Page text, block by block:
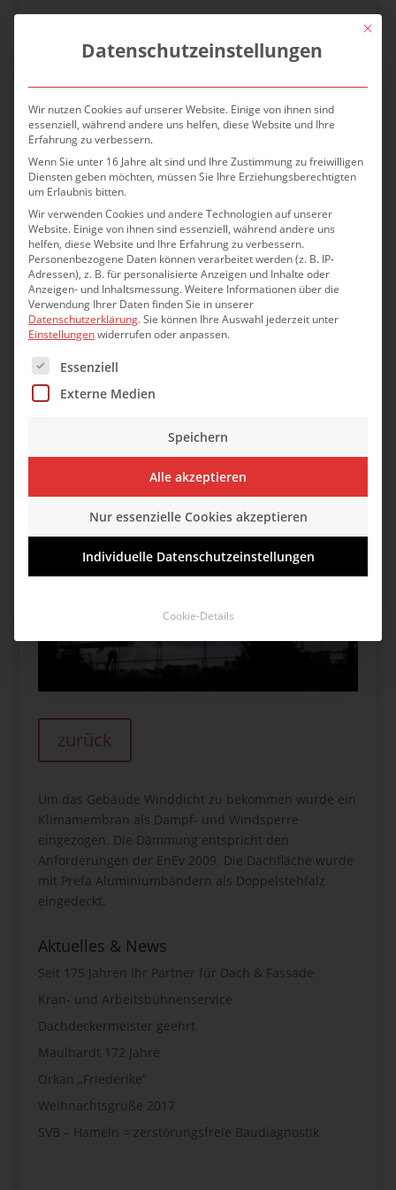
Energetische Sanierung BV Hiller
Die bestehende Dachfläche aus asbesthaltigen
Kurzwellplatten einschl. der bestehenden
Unterspannbahnen und Dämmungen wurde
zurück
Um das Gebäude Winddicht zu bekommen wurde ein
Klimamembran als Dampf- und Windsperre
eingezogen. Die Dämmung entspricht den
Anforderungen der EnEv 2009. Die Dachfläche wurde
mit Prefa Aluminiumbändern als Doppelstehfalz
eingedeckt.
Aktuelles & News
Seit 175 Jahren Ihr Partner für Dach & Fassade
Kran- und Arbeitsbühnenservice
Dachdeckermeister geehrt
Maulhardt 172 Jahre
Orkan „Friederike“
Weihnachtsgrüße 2017
SVB – Hameln = zerstörungsfreie Baudiagnostik
Mit
Datenschutzeinstellungen
Wir nutzen Cookies auf unserer Website. Einige von ihnen sind
essenziell, während andere uns helfen, diese Website und Ihre
Erfahrung zu verbessern.
Wenn Sie unter 16 Jahre alt sind und Ihre Zustimmung zu freiwilligen
Diensten geben möchten, müssen Sie Ihre Erziehungsberechtigten
um Erlaubnis bitten.
Wir verwenden Cookies und andere Technologien auf unserer
Website. Einige von ihnen sind essenziell, während andere uns
helfen, diese Website und Ihre Erfahrung zu verbessern.
Personenbezogene Daten können verarbeitet werden (z. B. IP-
Adressen), z. B. für personalisierte Anzeigen und Inhalte oder
Anzeigen- und Inhaltsmessung.Weitere Informationen über die
Verwendung Ihrer Daten finden Sie in unserer
Datenschutzerklärung.Sie können Ihre Auswahl jederzeit unter
Einstellungenwiderrufen oder anpassen.
Es folgt eine Liste der Service-Gruppen, für die eine
Essenziell
Externe Medien
Speichern
Alle akzeptieren
Nur essenzielle Cookies akzeptieren
Individuelle Datenschutzeinstellungen
Cookie-Details